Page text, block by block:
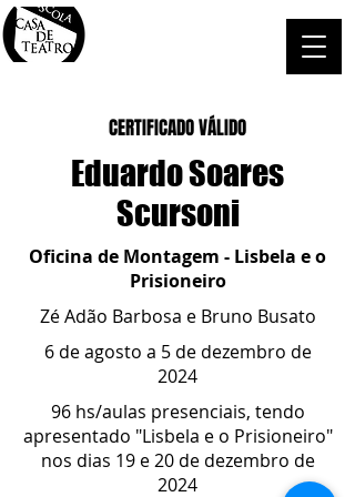
CERTIFICADO VÁLIDO
Eduardo Soares
Scursoni
Oficina de Montagem - Lisbela e o
Prisioneiro
Zé Adão Barbosa e Bruno Busato
6 de agosto a 5 de dezembro de
2024
96 hs/aulas presenciais, tendo
apresentado "Lisbela e o Prisioneiro"
nos dias 19 e 20 de dezembro de
2024